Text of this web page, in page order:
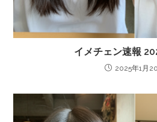
イメチェン速報
2025年1月